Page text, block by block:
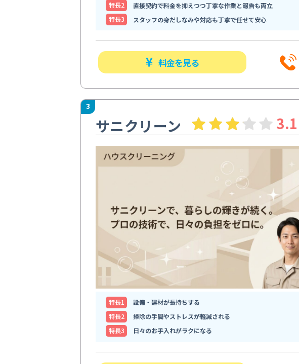
特⻑2
直接契約で料金を抑えつつ丁寧な作業と報告も両立
特⻑3
スタッフの身だしなみや対応も丁寧で任せて安心
料金を見る
3
サニクリーン 3.1
特⻑1
設備・建材が長持ちする
特⻑2
掃除の手間やストレスが軽減される
特⻑3
日々のお手入れがラクになる